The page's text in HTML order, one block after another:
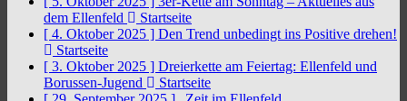
dem Ellenfeld
Startseite
[ 4. Oktober 2025 ] Den Trend unbedingt ins Positive drehen!
Startseite
[ 3. Oktober 2025 ] Dreierkette am Feiertag: Ellenfeld und
Borussen-Jugend
Startseite